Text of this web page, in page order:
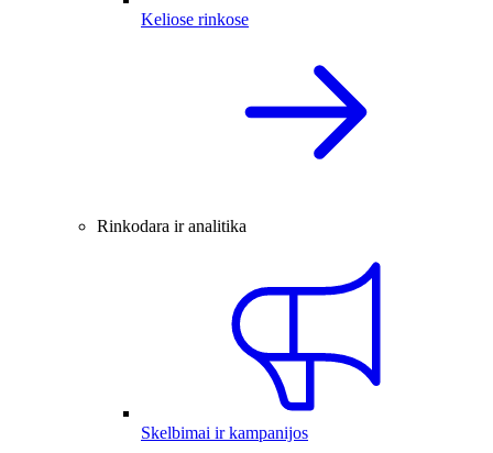
Keliose rinkose
Rinkodara ir analitika
Skelbimai ir kampanijos